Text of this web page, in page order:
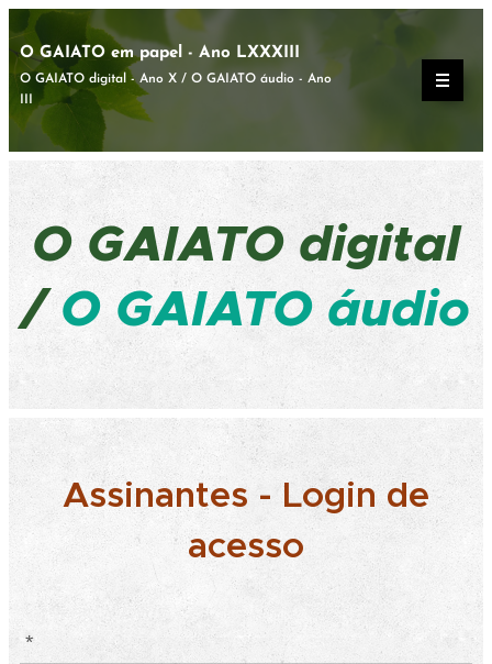
O GAIATO em papel - Ano LXXXIII
O GAIATO digital - Ano X / O GAIATO áudio - Ano
O GAIATOdigital
/O GAIATO áudio
Assinantes - Login de
acesso